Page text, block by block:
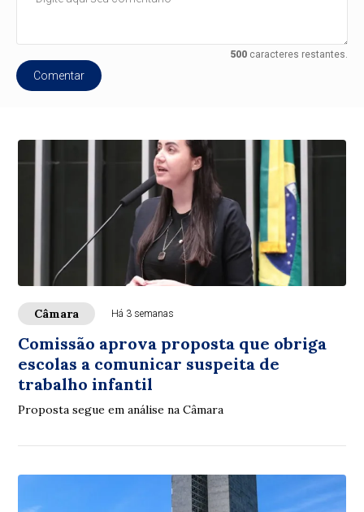
500caracteres restantes.
Comentar
Câmara Há 3 semanas
Comissão aprova proposta que obriga
escolas a comunicar suspeita de
trabalho infantil
Proposta segue em análise na Câmara